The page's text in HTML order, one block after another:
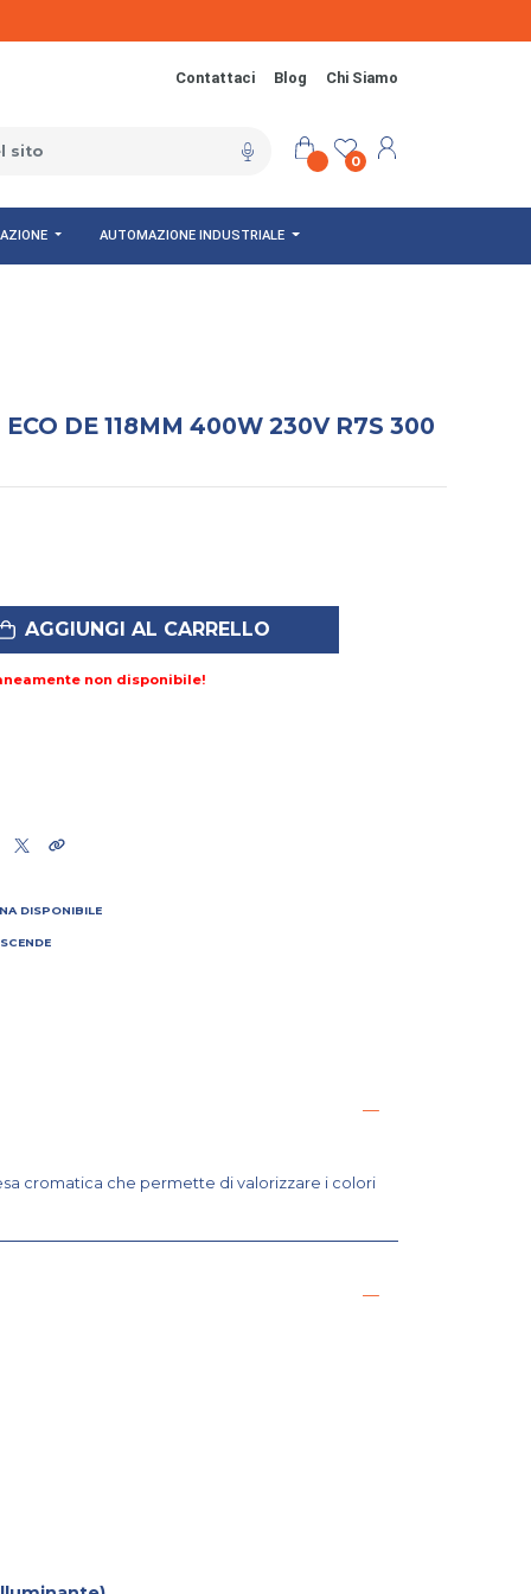
Contattaci Blog Chi Siamo
0
AUTOMAZIONE INDUSTRIALE
DE 118MM 400W 230V R7S 300
AGGIUNGI AL CARRELLO
non disponibile!
DISPONIBILE
cromatica che permette di valorizzare i colori